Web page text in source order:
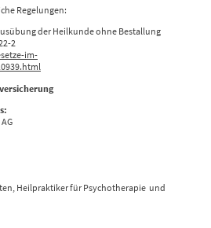
Regelungen:
der Heilkunde ohne Bestallung
2
im-
Heilpraktiker für Psychotherapie und